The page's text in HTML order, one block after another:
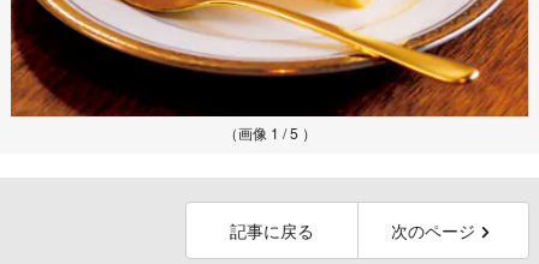
（画像 1 / 5 ）
記事に戻る 次のページ